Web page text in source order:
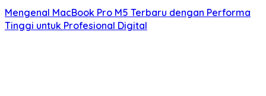
Mengenal MacBook Pro M5 Terbaru dengan Performa
Tinggi untuk Profesional Digital